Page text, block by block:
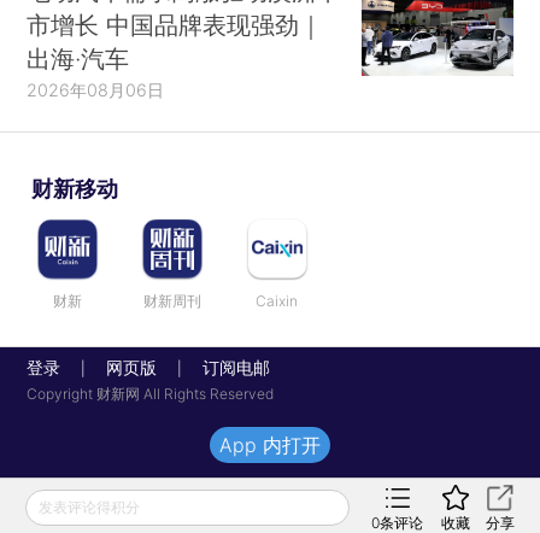
市增长 中国品牌表现强劲｜
出海·汽车
2026年08月06日
财新移动
财新 财新周刊 Caixin
登录 网页版 订阅电邮
Copyright 财新网 All Rights Reserved
发表评论得积分
0条评论 收藏 分享
App 内打开